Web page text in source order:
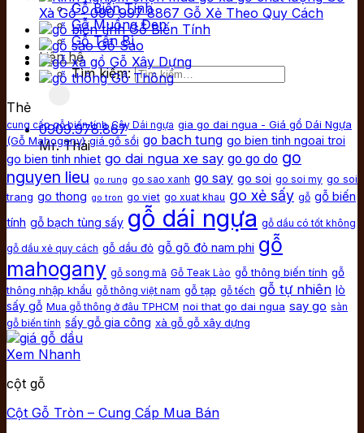
Gỗ Biến Tính
Gỗ Muồng Đen
Gỗ Tần Bì
Liên hệ
Tìm kiếm:
0909.978.867
Mr. Thái
Xà Gồ - 090 997 8867 Gỗ Xẻ Theo Quy Cách
Gỗ Biến Tính
Gỗ Sao
Gỗ Xây Dựng
Gỗ Thông
Thẻ
cung cấp gỗ biến tính Cây Dái ngựa gia go dai ngua - Giá gổ Dái Ngựa
(Gỗ Mahogany) giá gỗ sồi go bach tung go bien tinh ngoai troi
go bien tinh nhiet go dai ngua xe say go go do go
nguyen lieu go rung go sao xanh go say go soi go soi my go soi
trang go thong go tron go viet go xuat khau go xẻ sấy gỗ gỗ biến
tính gỗ bạch tùng sấy gỗ dái ngựa gỗ dầu có tốt không
gỗ dầu xẻ quy cách gỗ dầu đỏ gỗ gõ đỏ nam phi gỗ
mahogany gỗ song mã Gỗ Teak Lào gỗ thông biến tính gỗ
thông nhập khẩu gỗ thông việt nam gỗ tạp gỗ tếch gỗ tự nhiên lò
sấy gỗ Mua gỗ thông ở đâu TPHCM noi that go dai ngua say go sàn
gỗ biến tính sấy gỗ gia công xà gỗ gỗ xây dựng
Xem Nhanh
cột gỗ
Cột Gỗ Tròn – Cung Cấp Mua Bán